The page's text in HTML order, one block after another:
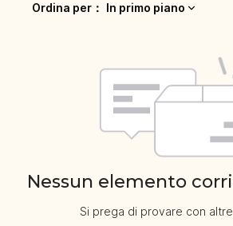
Ordina per ： In primo piano
Nessun elemento
Si prega di provare con